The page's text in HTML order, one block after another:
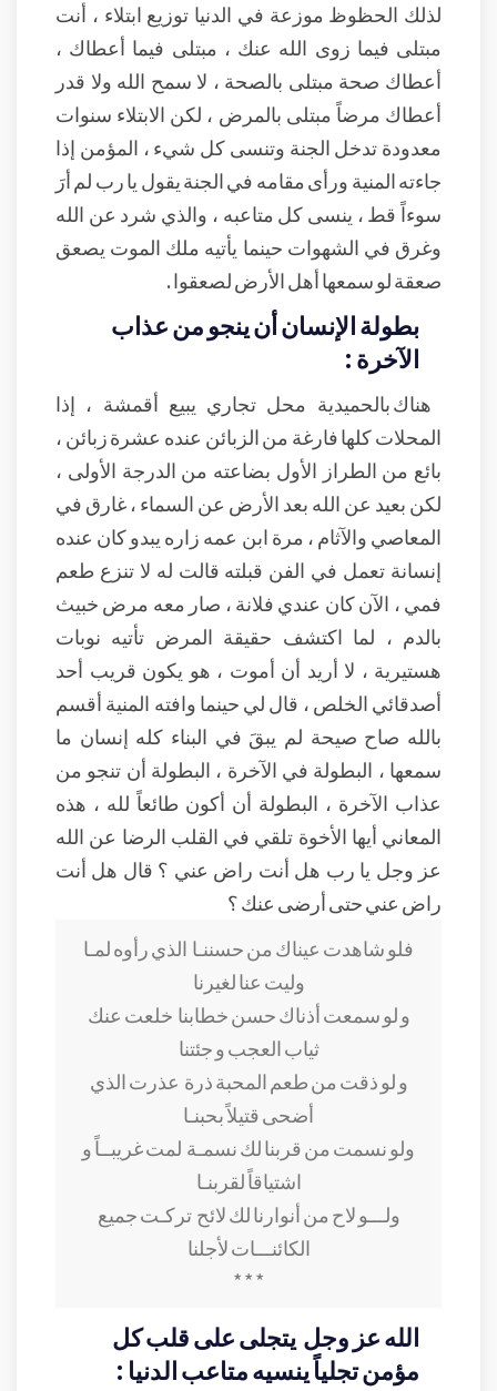
لذلك الحظوظ موزعة في الدنيا توزيع ابتلاء ، أنت
مبتلى فيما زوى الله عنك ، مبتلى فيما أعطاك ،
أعطاك صحة مبتلى بالصحة ، لا سمح الله ولا قدر
أعطاك مرضاً مبتلى بالمرض ، لكن الابتلاء سنوات
معدودة تدخل الجنة وتنسى كل شيء ، المؤمن إذا
جاءته المنية ورأى مقامه في الجنة يقول يا رب لم أرَ
سوءاً قط ، ينسى كل متاعبه ، والذي شرد عن الله
وغرق في الشهوات حينما يأتيه ملك الموت يصعق
صعقة لو سمعها أهل الأرض لصعقوا .
بطولة الإنسان أن ينجو من عذاب
الآخرة :
هناك بالحميدية محل تجاري يبيع أقمشة ، إذا
المحلات كلها فارغة من الزبائن عنده عشرة زبائن ،
بائع من الطراز الأول بضاعته من الدرجة الأولى ،
لكن بعيد عن الله بعد الأرض عن السماء ، غارق في
المعاصي والآثام ، مرة ابن عمه زاره يبدو كان عنده
إنسانة تعمل في الفن قبلته قالت له لا تنزع طعم
فمي ، الآن كان عندي فلانة ، صار معه مرض خبيث
بالدم ، لما اكتشف حقيقة المرض تأتيه نوبات
هستيرية ، لا أريد أن أموت ، هو يكون قريب أحد
أصدقائي الخلص ، قال لي حينما وافته المنية أقسم
بالله صاح صيحة لم يبقَ في البناء كله إنسان ما
سمعها ، البطولة في الآخرة ، البطولة أن تنجو من
عذاب الآخرة ، البطولة أن أكون طائعاً لله ، هذه
المعاني أيها الأخوة تلقي في القلب الرضا عن الله
عز وجل يا رب هل أنت راض عني ؟ قال هل أنت
راض عني حتى أرضى عنك ؟
فلو شاهدت عيناك من حسننـا الذي رأوه لمـا
وليت عنا لغيرنا
و لو سمعت أذناك حسن خطابنا خلعت عنك
ثياب العجب و جئتنا
و لو ذقت من طعم المحبة ذرة عذرت الذي
أضحى قتيلاً بحبنـا
ولو نسمت من قربنا لك نسمـة لمت غريبــاً و
اشتياقاً لقربنـا
ولـــو لاح من أنوارنا لك لائح تركـت جميع
الكائنـــات لأجلنا
* * *
الله عز وجل يتجلى على قلب كل
مؤمن تجلياً ينسيه متاعب الدنيا :